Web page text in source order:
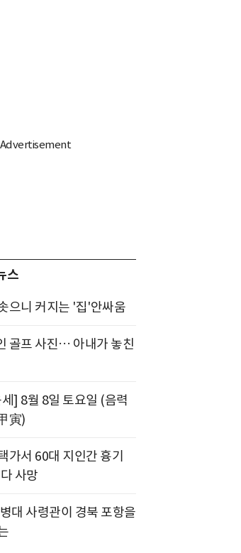
스
으니 커지는 '집'안싸움
골프 사진… 아내가 놓친
] 8월 8일 토요일 (음력
寅)
가서 60대 지인간 흉기
사망
대 사령관이 경북 포항을